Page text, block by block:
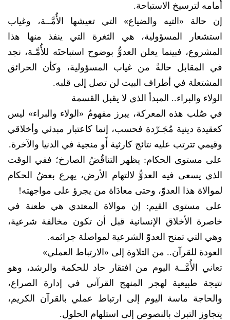
أمامه لترسيخ الاستباحة.
إن حالة «التيه والضياع» التي تعيشها الأُمَّــة، وغياب
استشعار المسؤولية، هي الثغرة التي ينفذ منها هذا
المشروع، فبينما يعلن العدوُّ بوضوح استباحتَه للأُمَّـة، نجد
في المقابل حالةً من غياب المسؤولية، وكأن الحرائق
المشتعلة في أطراف البيت لن تصل إلى قلبه.
الولاء والبراء.. المبدأ الذي لا يقبل القسمة
​​في صُلب هذه المعركة، يبرز مفهومُ «الولاء والبراء» ليس
كعقيدة دينية مُجَـرّدة فحسب، إنما كاعتبار مبدئي وأخلاقي
وقيمي تترتب عليه نتائج كارثية أَو منجية في الدنيا والآخرة.
​على مستوى الحكام: يظهر التناقُضُ الصارخ؛ ففي الوقت
الذي يسعى فيه العدوُّ لالتهام الأرض، يهرع بعضُ الحكام
لموالاة هذا العدوّ، وحتى معادَاة من يجرؤ على مواجهته!
​على مستوى القيم: إن موالاة المعتدي هي طعنة في
خاصرة الأخلاق الإنسانية قبل أن تكون مخالفة شرعية،
وهي التي تمنح العدوّ الشرعية لمواصلة جرائمه.
​العودة للقرآن.. من التلاوة إلى «الارتباط العملي»
​تعاني الأُمَّــة اليوم من افتقار حاد للحكمة والرشد، وهو
نتيجة طبيعية لهجر المنهج القرآني في إدارة الصراع،
والحاجة ماسة اليوم إلى ارتباط عملي بالقرآن الكريم،
يتجاوز التبرك بالنصوص إلى استلهام الحلول.